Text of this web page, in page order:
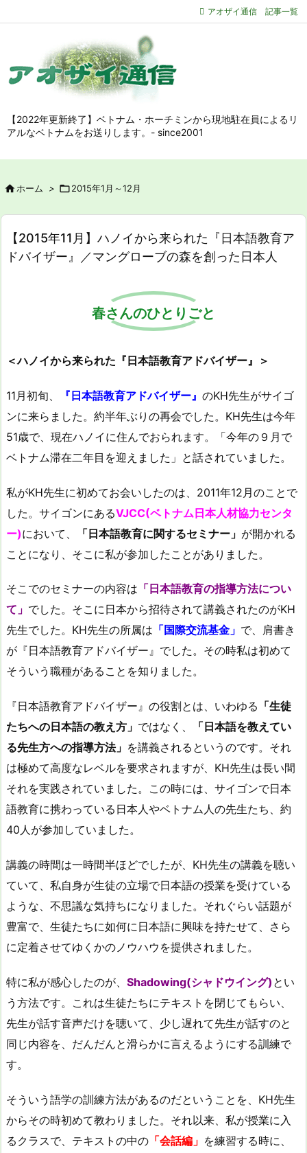
アオザイ通信 記事一覧
【2022年更新終了】ベトナム・ホーチミンから現地駐在員によるリ
アルなベトナムをお送りします。- since2001
ホーム > 2015年1月～12月
【2015年11月】ハノイから来られた『日本語教育ア
ドバイザー』／マングローブの森を創った日本人
春さんのひとりごと
＜ハノイから来られた『日本語教育アドバイザー』＞
11月初旬、 『日本語教育アドバイザー』 のKH先生がサイゴ
ンに来らました。約半年ぶりの再会でした。KH先生は今年
51歳で、現在ハノイに住んでおられます。「今年の９月で
ベトナム滞在二年目を迎えました」と話されていました。
私がKH先生に初めてお会いしたのは、2011年12月のことで
した。サイゴンにあるVJCC(ベトナム日本人材協力センタ
ー)において、 「日本語教育に関するセミナー」 が開かれる
ことになり、そこに私が参加したことがありました。
そこでのセミナーの内容は 「日本語教育の指導方法につい
て」 でした。そこに日本から招待されて講義されたのがKH
先生でした。KH先生の所属は 「国際交流基金」 で、肩書き
が『日本語教育アドバイザー』でした。その時私は初めて
そういう職種があることを知りました。
『日本語教育アドバイザー』の役割とは、いわゆる 「生徒
たちへの日本語の教え方」 ではなく、
「日本語を教えてい
る先生方への指導方法」 を講義されるというのです。それ
は極めて高度なレベルを要求されますが、KH先生は長い間
それを実践されていました。この時には、サイゴンで日本
語教育に携わっている日本人やベトナム人の先生たち、約
40人が参加していました。
講義の時間は一時間半ほどでしたが、KH先生の講義を聴い
ていて、私自身が生徒の立場で日本語の授業を受けている
ような、不思議な気持ちになりました。それぐらい話題が
豊富で、生徒たちに如何に日本語に興味を持たせて、さら
に定着させてゆくかのノウハウを提供されました。
特に私が感心したのが、 Shadowing(シャドウイング) とい
う方法です。これは生徒たちにテキストを閉じてもらい、
先生が話す音声だけを聴いて、少し遅れて先生が話すのと
同じ内容を、だんだんと滑らかに言えるようにする訓練で
す。
そういう語学の訓練方法があるのだということを、KH先生
からその時初めて教わりました。それ以来、私が授業に入
るクラスで、テキストの中の 「会話編」 を練習する時に、